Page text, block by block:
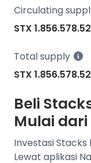
Circulating
STX
Total supply
STX
Beli
Mulai dari
Investasi Stacks
Lewat aplikasi